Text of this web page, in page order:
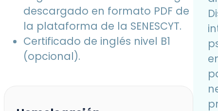
descargado en formato PDF de
la plataforma de la SENESCYT.
Certificado de inglés nivel B1
(opcional).